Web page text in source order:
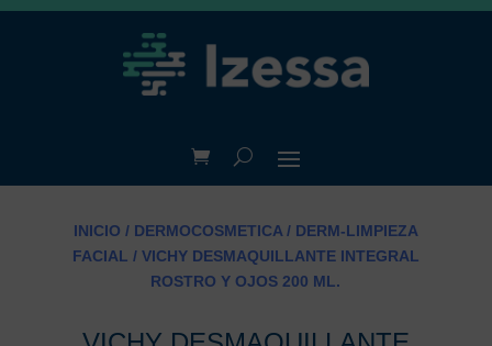
INICIO / DERMOCOSMETICA/ DERM-LIMPIEZA
FACIAL / VICHY DESMAQUILLANTE INTEGRAL
ROSTRO Y OJOS 200 ML.